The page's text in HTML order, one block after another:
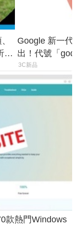
，
Google 新一
出！代號「
鎖定 AI 應用
3C新品
款熱門Windows